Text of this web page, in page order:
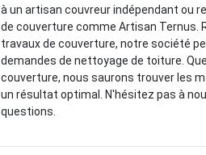
à un artisan couvreur indépendant ou
de couverture comme Artisan Ternus.
travaux de couverture, notre société
demandes de nettoyage de toiture.
couverture, nous saurons trouver les
un résultat optimal. N'hésitez pas à
questions.